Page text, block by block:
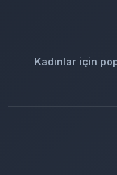
Kadınlar için